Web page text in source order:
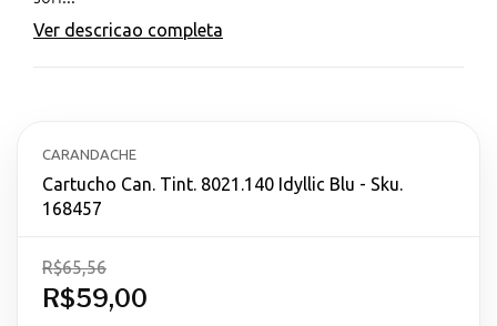
Ver descricao completa
CARANDACHE
Cartucho Can. Tint. 8021.140 Idyllic Blu - Sku.
168457
R$59,00
R$65,56